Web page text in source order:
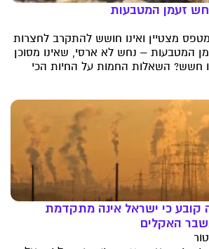
זעמן המטבעות
מצטיין ואינו חושש להתקרב לחצרות
המטבעות – נחש לא ארסי, שאינו מסוכן
חשש? השאלות החמות על החיות הכי
קובע כי ישראל אינה מתקדמת
האקלים